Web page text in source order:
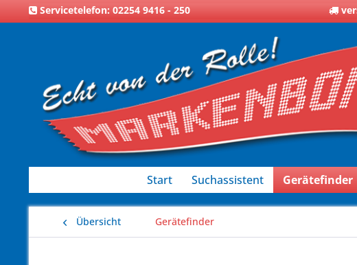
Servicetelefon: 02254 9416 - 250
Start Suchassistent Gerätefinder
Übersicht Gerätefinder